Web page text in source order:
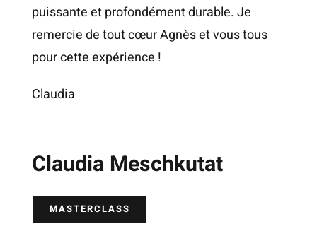
puissante et profondément durable. Je
remercie de tout cœur Agnès et vous tous
pour cette expérience !
Claudia
Claudia Meschkutat
MASTERCLASS